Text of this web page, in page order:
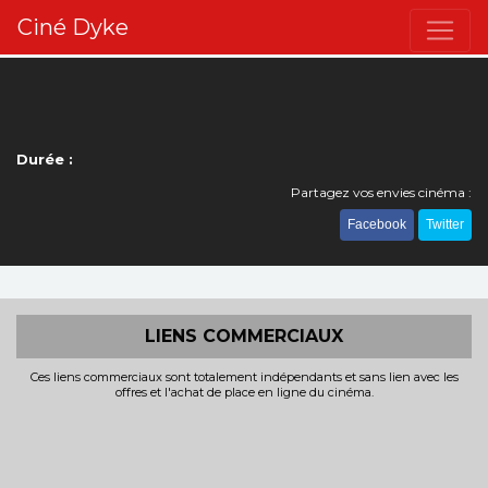
Ciné Dyke
Durée :
Partagez vos envies cinéma :
Facebook Twitter
LIENS COMMERCIAUX
Ces liens commerciaux sont totalement indépendants et sans lien avec les
offres et l'achat de place en ligne du cinéma.